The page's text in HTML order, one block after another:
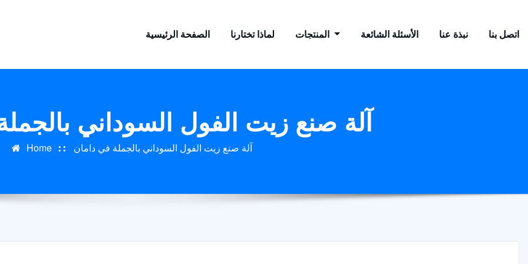
الصفحة الرئيسية لماذا تختارنا الأسئلة الشائعة نبذة عنا اتصل بنا
آلة صنع زيت الفول السوداني
Home آلة صنع زيت الفول السوداني بالجملة في دامان